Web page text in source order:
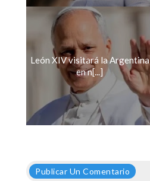
León XIV visitará la Argentina
en n[...]
Publicar Un Comentario